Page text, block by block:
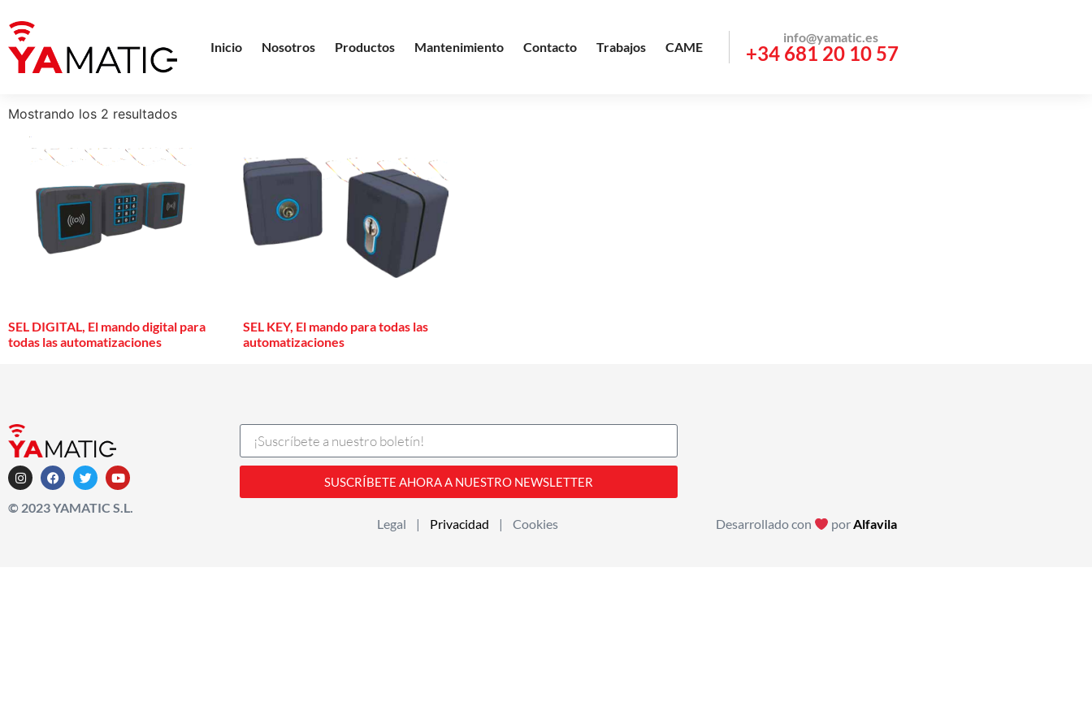
Inicio Nosotros Productos Mantenimiento Contacto Trabajos CAME
info@yamatic.es
+34 681 20 10 57
Mostrando los 2 resultados
SEL DIGITAL, El mando digital para
todas las automatizaciones
SEL KEY, El mando para todas las
automatizaciones
© 2023 YAMATIC S.L.
SUSCRÍBETE AHORA A NUESTRO NEWSLETTER
Legal | Privacidad | Cookies Desarrollado con porAlfavila